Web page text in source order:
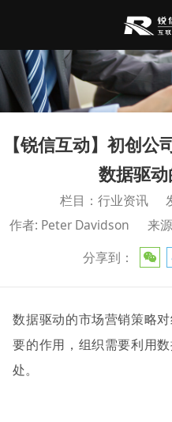
【锐信互动】初创
数据驱
栏目：行业资讯
作者: Peter Davidson
来
分享到：
数据驱动的市场营销策略
要的作用，组织需要利用
处。